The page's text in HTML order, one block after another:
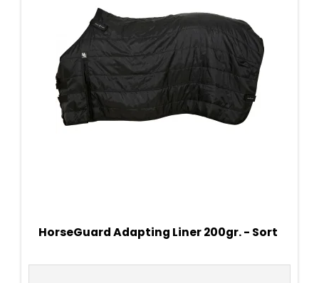
HorseGuard Adapting Liner 200gr. - Sort